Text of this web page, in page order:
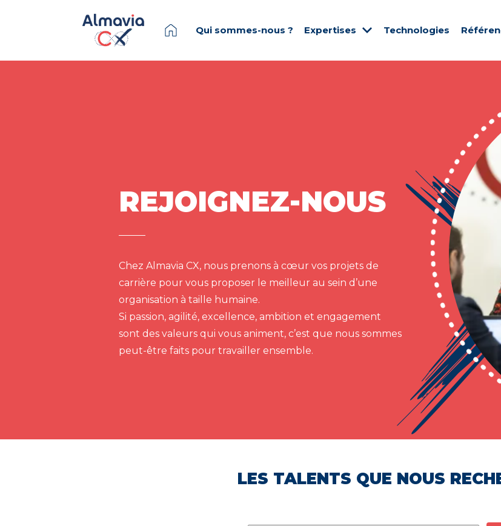
Qui sommes-nous ? Expertises Technologies
REJOIGNEZ-NOUS
Chez Almavia CX, nous prenons à cœur vos projets de
carrière pour vous proposer le meilleur au sein d’une
organisation à taille humaine.
Si passion, agilité, excellence, ambition et engagement
sont des valeurs qui vous animent, c’est que nous sommes
peut-être faits pour travailler ensemble.
LES TALENTS QUE NOUS